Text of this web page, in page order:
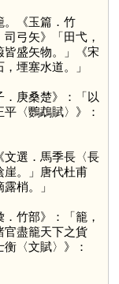
。《玉篇．竹
弓矢》「田弋，
皆盛矢物。」《宋
堙塞水道。」
庚桑楚》：「以
〈鸚鵡賦〉》：
文選．馬季長〈長
崖。」唐代杜甫
梢。」
竹部》：「籠，
官盡籠天下之貨
〈文賦〉》：